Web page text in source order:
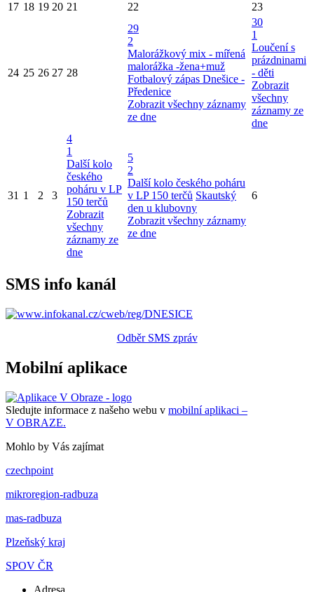
17 18 19 20 21 22 23
24 25 26 27 28
29
2
Malorážkový mix - mířená
malorážka -žena+muž
Fotbalový zápas Dnešice -
Předenice
Zobrazit všechny záznamy
ze dne
30
1
Loučení s
prázdninami
- děti
Zobrazit
všechny
záznamy ze
dne
31 1 2 3
4
1
Další kolo
českého
poháru v LP
150 terčů
Zobrazit
všechny
záznamy ze
dne
5
2
Další kolo českého poháru
v LP 150 terčů Skautský
den u klubovny
Zobrazit všechny záznamy
ze dne
6
SMS info kanál
Odběr SMS zpráv
Mobilní aplikace
Sledujte informace z našeho webu v mobilní aplikaci –
V OBRAZE.
Mohlo by Vás zajímat
czechpoint
mikroregion-radbuza
mas-radbuza
Plzeňský kraj
SPOV ČR
Adresa